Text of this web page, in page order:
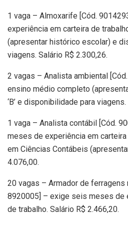
1 vaga – Almoxarife [Cód.
experiência em carteira de
(apresentar histórico escolar) e
viagens. Salário R$ 2.300,26.
2 vagas – Analista ambiental
ensino médio completo
‘B’ e disponibilidade para
1 vaga – Analista contábil [Cód.
meses de experiência em
em Ciências Contábeis
4.076,00.
20 vagas – Armador de ferragens
8920005] – exige seis meses de
de trabalho. Salário R$ 2.466,20.